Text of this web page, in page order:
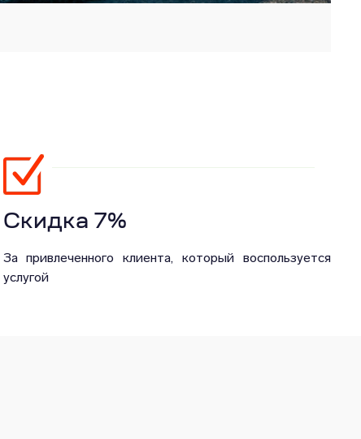
Скидка 7%
За привлеченного клиента, который воспользуется
услугой